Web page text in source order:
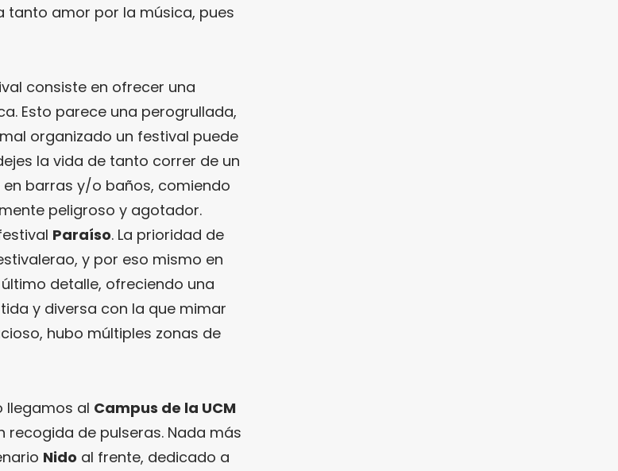
tanto amor por la música, pues
consiste en ofrecer una
Esto parece una perogrullada,
organizado un festival puede
la vida de tanto correr de un
barras y/o baños, comiendo
peligroso y agotador.
Paraíso. La prioridad de
y por eso mismo en
detalle, ofreciendo una
y diversa con la que mimar
hubo múltiples zonas de
llegamos al Campus de la UCM
de pulseras. Nada más
Nido al frente, dedicado a
fantasticmag.es?